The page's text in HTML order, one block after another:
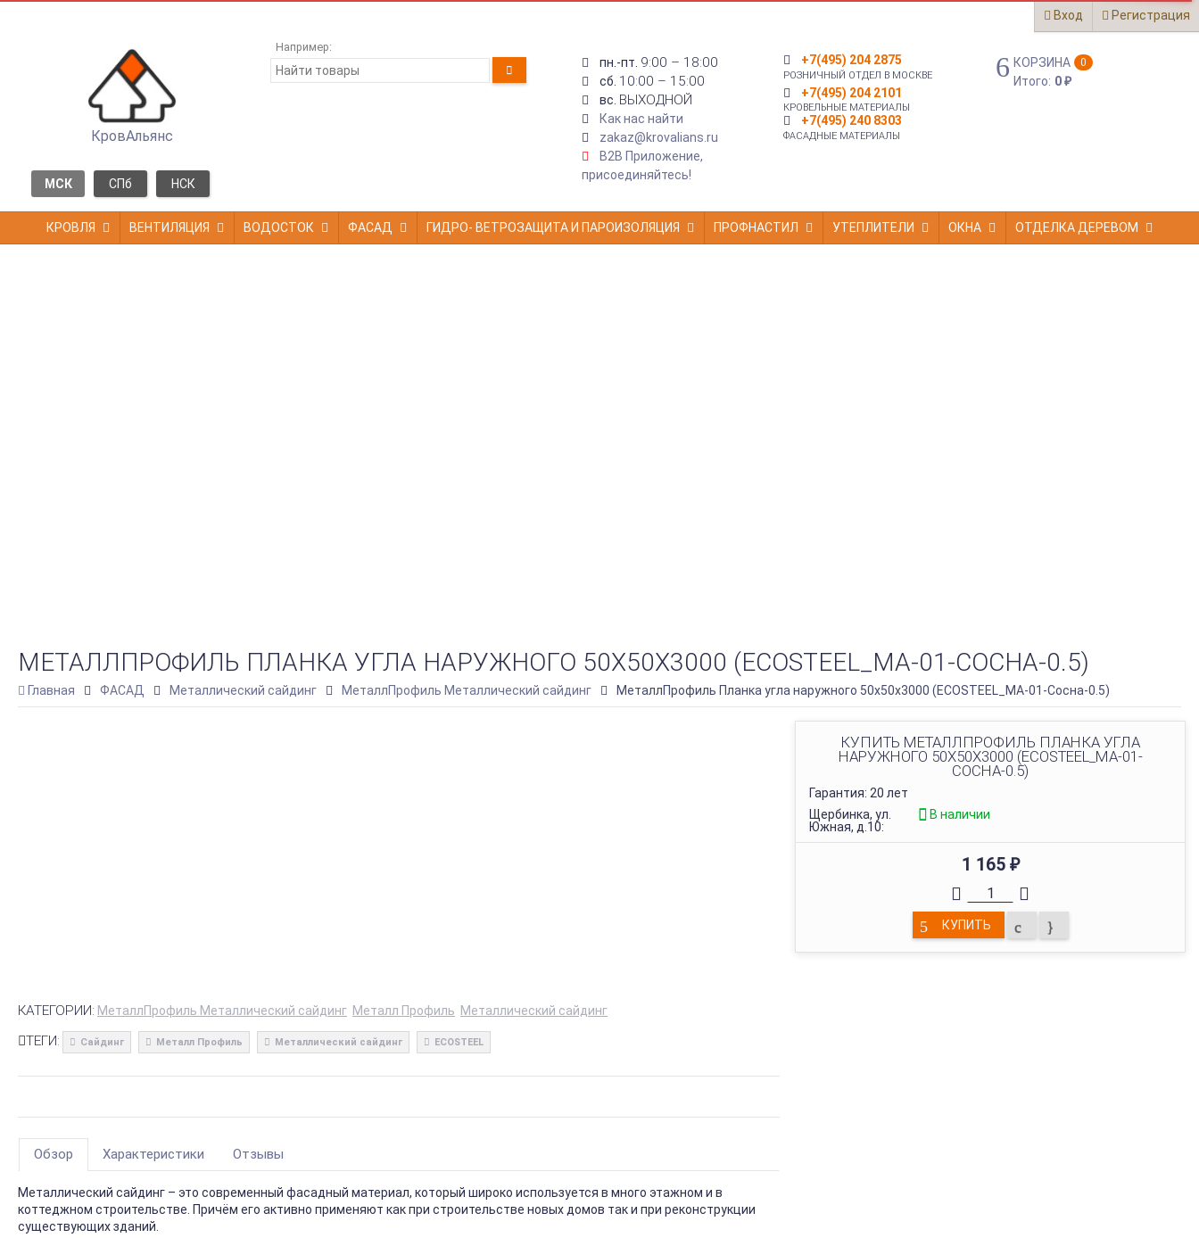
Вход Регистрация
КровАльянс
МСК СПб НСК
Например:
пн.-пт. 9:00 – 18:00
сб. 10:00 – 15:00
вс. ВЫХОДНОЙ
Как нас найти
zakaz@krovalians.ru
B2B Приложение,
присоединяйтесь!
+7(495) 204 2875
РОЗНИЧНЫЙ ОТДЕЛ В МОСКВЕ
+7(495) 204 2101
КРОВЕЛЬНЫЕ МАТЕРИАЛЫ
+7(495) 240 8303
ФАСАДНЫЕ МАТЕРИАЛЫ
КОРЗИНА 0
Итого: 0₽
КРОВЛЯ ВЕНТИЛЯЦИЯ ВОДОСТОК ФАСАД ГИДРО- ВЕТРОЗАЩИТА И ПАРОИЗОЛЯЦИЯ ПРОФНАСТИЛ УТЕПЛИТЕЛИ ОКНА ОТДЕЛКА ДЕРЕВОМ
МЕТАЛЛПРОФИЛЬ ПЛАНКА УГЛА НАРУЖНОГО 50Х50Х3000 (ECOSTEEL_MA-01-СОСНА-0.5)
Главная ФАСАД Металлический сайдинг МеталлПрофиль Металлический сайдинг МеталлПрофиль Планка угла наружного 50х50х3000 (ECOSTEEL_MA-01-Сосна-0.5)
КУПИТЬ МЕТАЛЛПРОФИЛЬ ПЛАНКА УГЛА
НАРУЖНОГО 50Х50Х3000 (ECOSTEEL_MA-01-
СОСНА-0.5)
Гарантия: 20 лет
Щербинка, ул.
Южная, д.10:
В наличии
1 165 ₽
КУПИТЬ
КАТЕГОРИИ: МеталлПрофиль Металлический сайдинг Металл Профиль Металлический сайдинг
ТЕГИ: Сайдинг Металл Профиль Металлический сайдинг ECOSTEEL
Обзор Характеристики Отзывы
Металлический сайдинг – это современный фасадный материал, который широко используется в много этажном и в
коттеджном строительстве. Причём его активно применяют как при строительстве новых домов так и при реконструкции
существующих зданий.